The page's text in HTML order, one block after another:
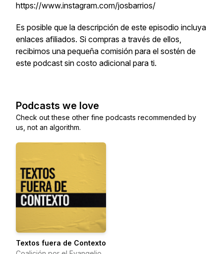
https://www.instagram.com/josbarrios/
Es posible que la descripción de este episodio incluya
enlaces afiliados. Si compras a través de ellos,
recibimos una pequeña comisión para el sostén de
este podcast sin costo adicional para ti.
Podcasts we love
Check out these other fine podcasts recommended by
us, not an algorithm.
Textos fuera de Contexto